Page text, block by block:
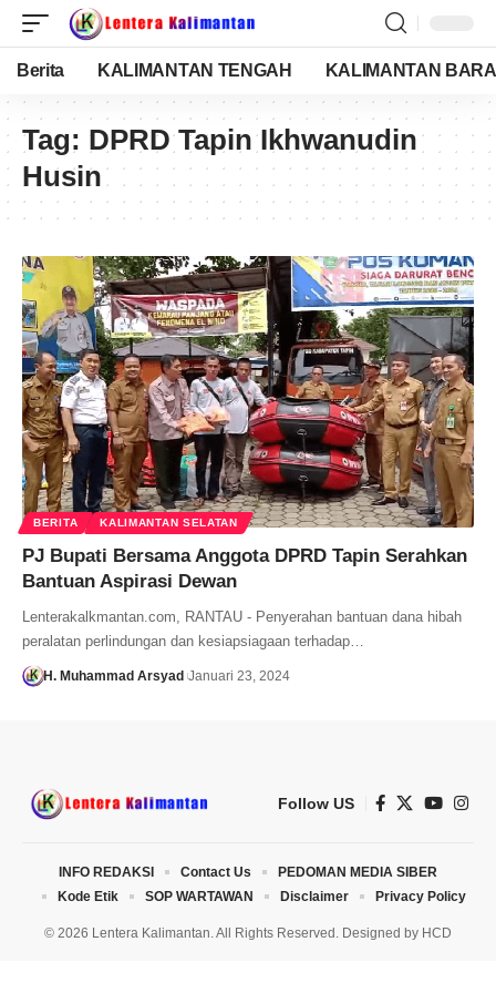
Berita KALIMANTAN TENGAH KALIMANTAN
Tag: DPRD Tapin Ikhwanudin
Husin
BERITA KALIMANTAN SELATAN
PJ Bupati Bersama Anggota DPRD Tapin Serahkan
Bantuan Aspirasi Dewan
Lenterakalkmantan.com, RANTAU - Penyerahan bantuan dana hibah
peralatan perlindungan dan kesiapsiagaan terhadap…
H. Muhammad Arsyad Januari 23, 2024
Follow US
© 2026 Lentera Kalimantan. All Rights Reserved. Designed by HCD
INFO REDAKSI Contact Us
PEDOMAN MEDIA SIBER
Kode Etik
SOP WARTAWAN Disclaimer Privacy Policy